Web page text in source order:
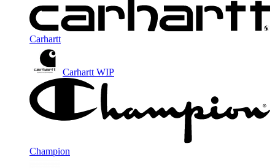
Carhartt
Carhartt WIP
Champion